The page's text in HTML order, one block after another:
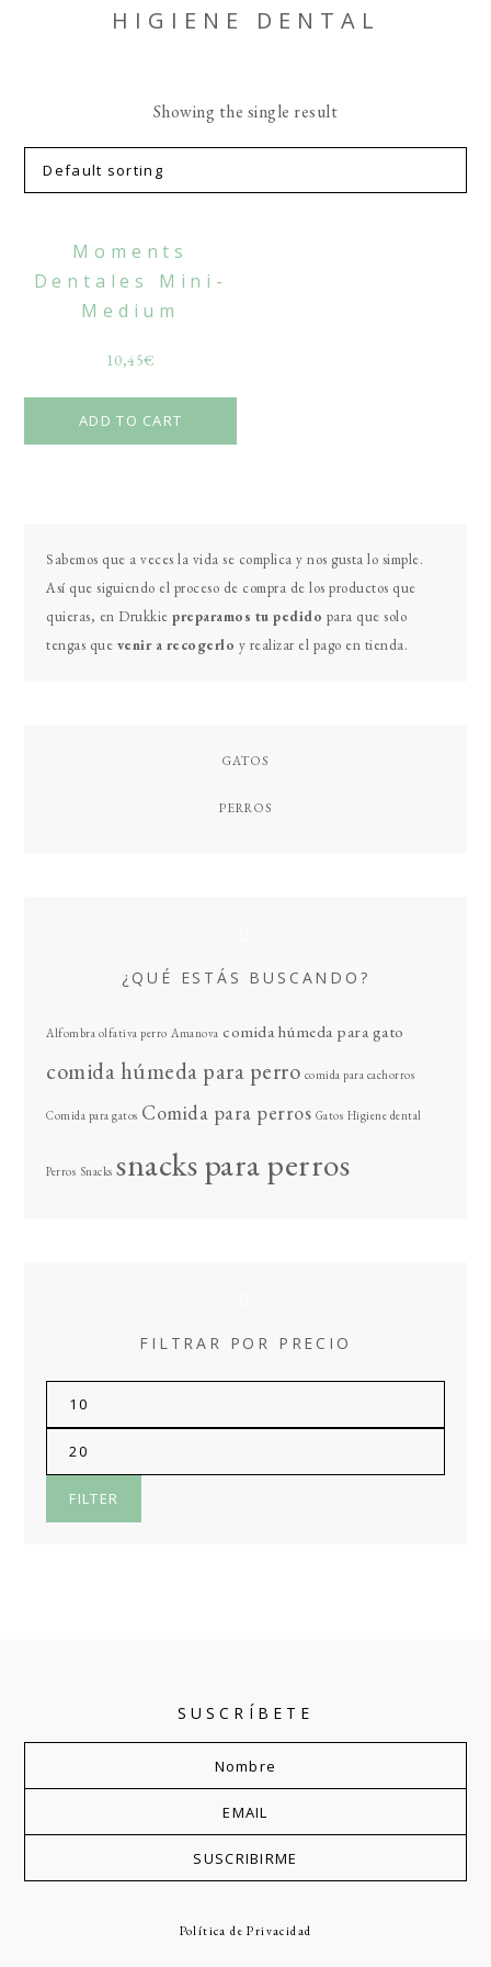
HIGIENE DENTAL
Showing the single result
Moments
Dentales Mini-
Medium
10,45€
ADD TO CART
Primary
Sidebar
Sabemos que a veces la vida se complica y nos gusta lo simple.
Así que siguiendo el proceso de compra de los productos que
quieras, en Drukkie preparamos tu pedido para que solo
tengas que venir a recogerlo y realizar el pago en tienda.
GATOS
PERROS
¿QUÉ ESTÁS BUSCANDO?
Alfombra olfativa perro Amanova comida húmeda para gato
comida húmeda para perro comida para cachorros
Comida para gatos Comida para perros Gatos Higiene dental
Perros Snacks snacks para perros
FILTRAR POR PRECIO
FILTER
SUSCRÍBETE
Política de Privacidad